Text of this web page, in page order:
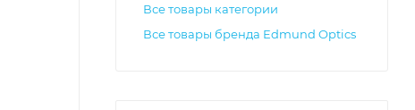
Все товары категории
Все товары бренда Edmund Optics